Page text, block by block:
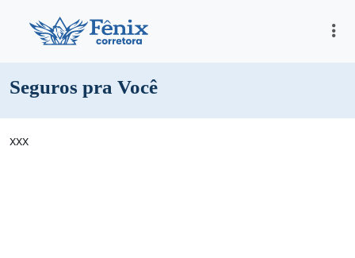
Seguros pra Você
xxx